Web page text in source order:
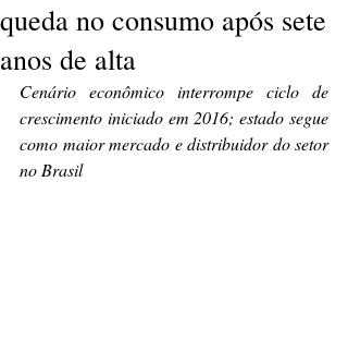
queda no consumo após sete
anos de alta
Cenário econômico interrompe ciclo de
crescimento iniciado em 2016; estado segue
como maior mercado e distribuidor do setor
no Brasil